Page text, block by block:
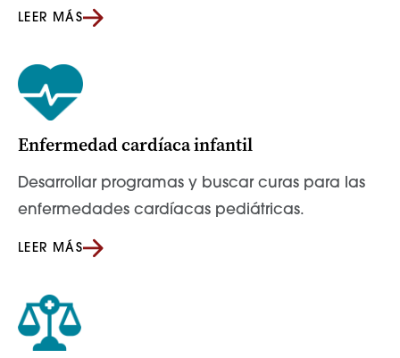
LEER MÁS
Enfermedad cardíaca infantil
Desarrollar programas y buscar curas para las
enfermedades cardíacas pediátricas.
LEER MÁS